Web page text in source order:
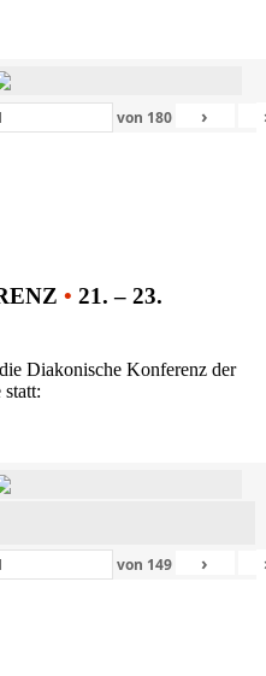
von 180 ›
• 21. – 23.
Diakonische Konferenz der
von 149 ›